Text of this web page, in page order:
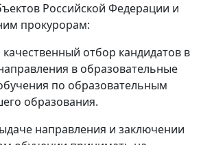
Российской Федерации и
прокурорам:
отбор кандидатов в
в образовательные
по образовательным
образования.
направления и заключении